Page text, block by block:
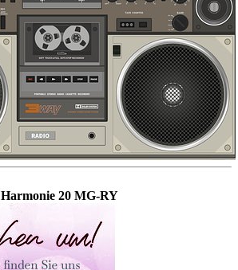
Harmonie 20 MG-RY